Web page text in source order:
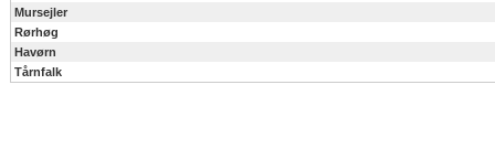
Mursejler
Rørhøg
Havørn
Tårnfalk